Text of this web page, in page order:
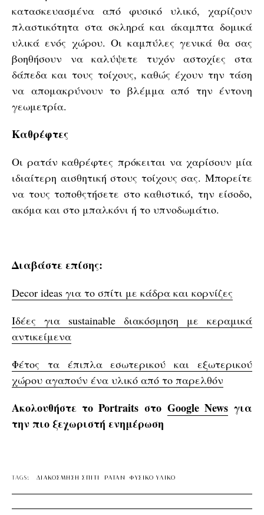
κατασκευασμένα από φυσικό υλικό, χαρίζουν
πλαστικότητα στα σκληρά και άκαμπτα δομικά
υλικά ενός χώρου. Οι καμπύλες γενικά θα σας
βοηθήσουν να καλύψετε τυχόν αστοχίες στα
δάπεδα και τους τοίχους, καθώς έχουν την τάση
να απομακρύνουν το βλέμμα από την έντονη
γεωμετρία.
Καθρέφτες
Οι ρατάν καθρέφτες πρόκειται να χαρίσουν μία
ιδιαίτερη αισθητική στους τοίχους σας. Μπορείτε
να τους τοποθςτήσετε στο καθιστικό, την είσοδο,
ακόμα και στο μπαλκόνι ή το υπνοδωμάτιο.
Διαβάστε επίσης:
Decor ideas για το σπίτι με κάδρα και κορνίζες
Ιδέες για sustainable διακόσμηση με κεραμικά
αντικείμενα
Φέτος τα έπιπλα εσωτερικού και εξωτερικού
χώρου αγαπούν ένα υλικό από το παρελθόν
Ακολουθήστε το Portraits στο Google Newsγια
την πιο ξεχωριστή ενημέρωση
TAGS: ΔΙΑΚΟΣΜΗΣΗ ΣΠΙΤΙ ΡΑΤΑΝ ΦΥΣΙΚΟ ΥΛΙΚΟ